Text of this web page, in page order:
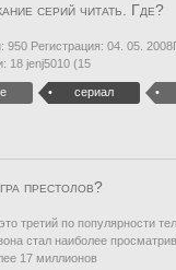
серий читать. Где?
Регистрация: 04. 05.
18 jenj5010 (15
сериал
престолов?
третий по популярности
стал наиболее
17 миллионов